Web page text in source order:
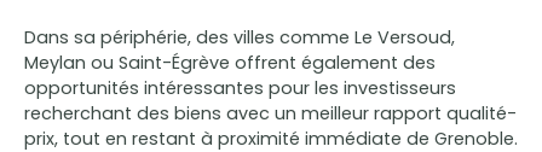
Dans sa périphérie, des villes comme Le Versoud,
Meylan ou Saint-Égrève offrent également des
opportunités intéressantes pour les investisseurs
recherchant des biens avec un meilleur rapport qualité-
prix, tout en restant à proximité immédiate de Grenoble.